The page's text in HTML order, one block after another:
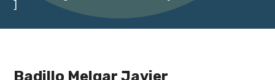
]
Badillo Melgar Javier